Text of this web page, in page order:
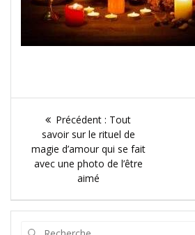
Navigation
de
l’article
Précédent : Article
précédent
:
Tout
savoir sur le rituel de
magie d’amour qui se fait
avec une photo de l’être
aimé